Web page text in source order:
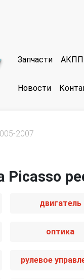
Запчасти АКПП
Новости
2007
Picasso
двигатель
оптика
рулевое